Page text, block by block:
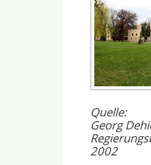
Quelle:
Georg
2002